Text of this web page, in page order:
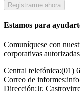
Registrarme ahora
Estamos para
Comuníquese con
corporativas
Central telefónica:(01)
Correo de informes:
Dirección:Jr.